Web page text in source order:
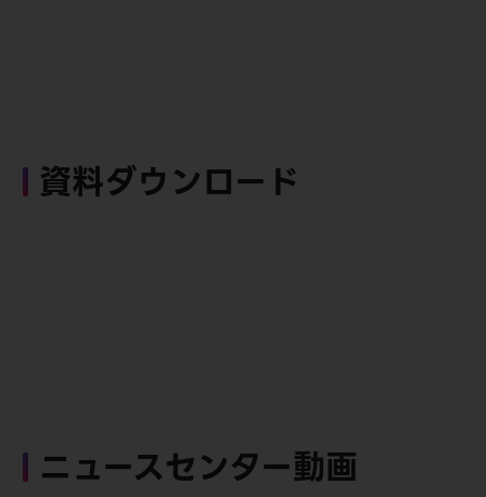
資料ダウンロード
ニュースセンター動画